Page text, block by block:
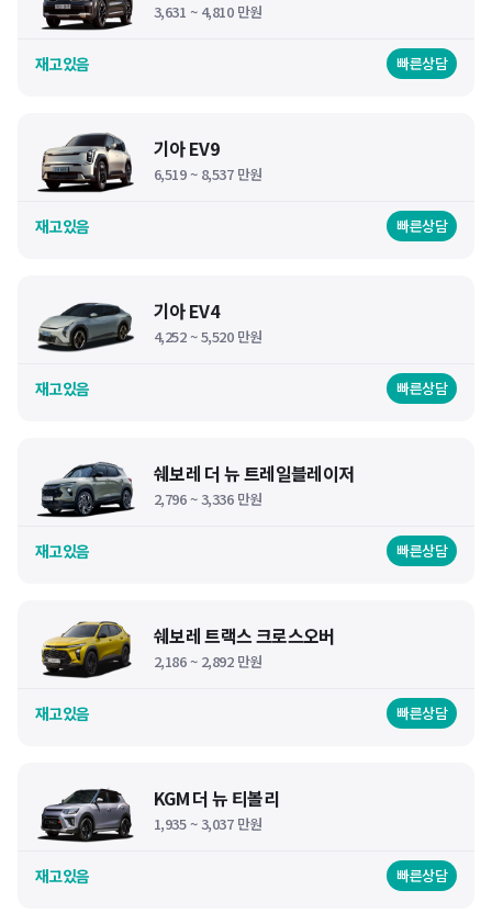
3,631 ~ 4,810 만원
재고있음 빠른상담
기아 EV9
6,519 ~ 8,537 만원
재고있음 빠른상담
기아 EV4
4,252 ~ 5,520 만원
재고있음 빠른상담
쉐보레 더 뉴 트레일블레이저
2,796 ~ 3,336 만원
재고있음 빠른상담
쉐보레 트랙스 크로스오버
2,186 ~ 2,892 만원
재고있음 빠른상담
KGM 더 뉴 티볼리
1,935 ~ 3,037 만원
재고있음 빠른상담